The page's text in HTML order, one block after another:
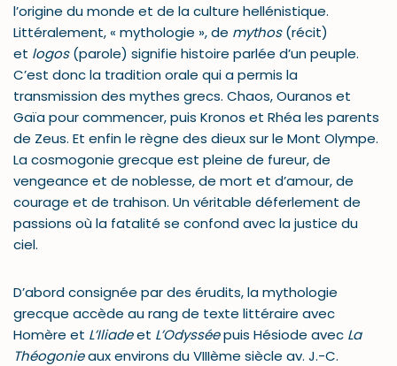
l’origine du monde et de la culture hellénistique.
Littéralement, « mythologie », de mythos(récit)
et logos(parole) signifie histoire parlée d’un peuple.
C’est donc la tradition orale qui a permis la
transmission des mythes grecs. Chaos, Ouranos et
Gaïa pour commencer, puis Kronos et Rhéa les parents
de Zeus. Et enfin le règne des dieux sur le Mont Olympe.
La cosmogonie grecque est pleine de fureur, de
vengeance et de noblesse, de mort et d’amour, de
courage et de trahison. Un véritable déferlement de
passions où la fatalité se confond avec la justice du
ciel.
D’abord consignée par des érudits, la mythologie
grecque accède au rang de texte littéraire avec
Homère et L’Iliadeet L’Odysséepuis Hésiode avec La
Théogonieaux environs du VIIIème siècle av. J.-C.